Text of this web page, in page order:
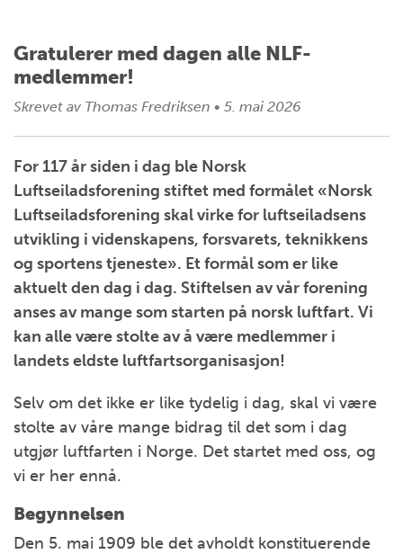
Gratulerer med dagen alle NLF-
medlemmer!
Skrevet av Thomas Fredriksen • 5. mai 2026
For 117 år siden i dag ble Norsk
Luftseiladsforening stiftet med formålet «Norsk
Luftseiladsforening skal virke for luftseiladsens
utvikling i videnskapens, forsvarets, teknikkens
og sportens tjeneste». Et formål som er like
aktuelt den dag i dag. Stiftelsen av vår forening
anses av mange som starten på norsk luftfart. Vi
kan alle være stolte av å være medlemmer i
landets eldste luftfartsorganisasjon!
Selv om det ikke er like tydelig i dag, skal vi være
stolte av våre mange bidrag til det som i dag
utgjør luftfarten i Norge. Det startet med oss, og
vi er her ennå.
Begynnelsen
Den 5. mai 1909 ble det avholdt konstituerende